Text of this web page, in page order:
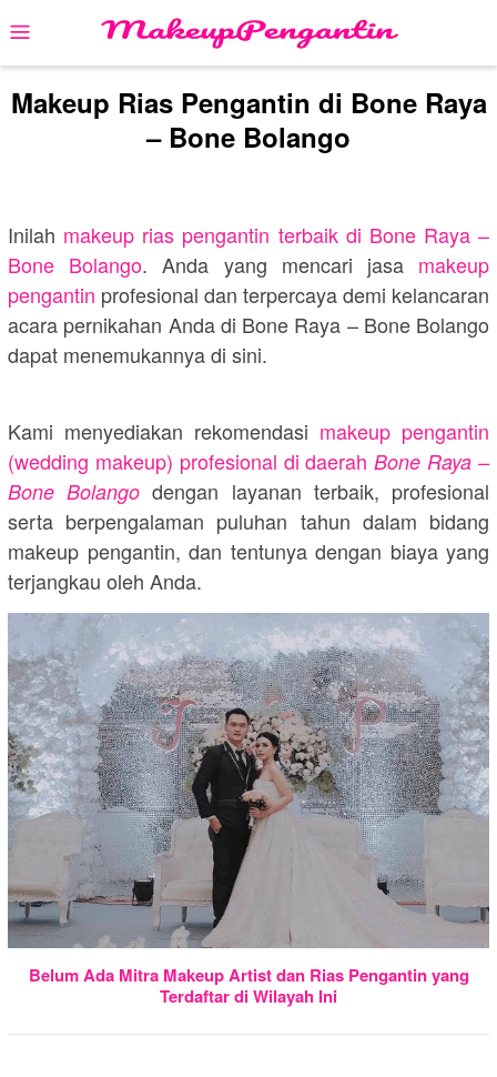
to
content
Mobile
Menu
Makeup Rias Pengantin di Bone Raya
– Bone Bolango
Inilah makeup rias pengantin terbaik di Bone Raya –
Bone Bolango. Anda yang mencari jasa makeup
pengantin profesional dan terpercaya demi kelancaran
acara pernikahan Anda di Bone Raya – Bone Bolango
dapat menemukannya di sini.
Kami menyediakan rekomendasi makeup pengantin
(wedding makeup) profesional di daerahBone Raya –
Bone Bolango dengan layanan terbaik, profesional
serta berpengalaman puluhan tahun dalam bidang
makeup pengantin, dan tentunya dengan biaya yang
terjangkau oleh Anda.
Belum Ada Mitra Makeup Artist dan Rias Pengantin yang
Terdaftar di Wilayah Ini